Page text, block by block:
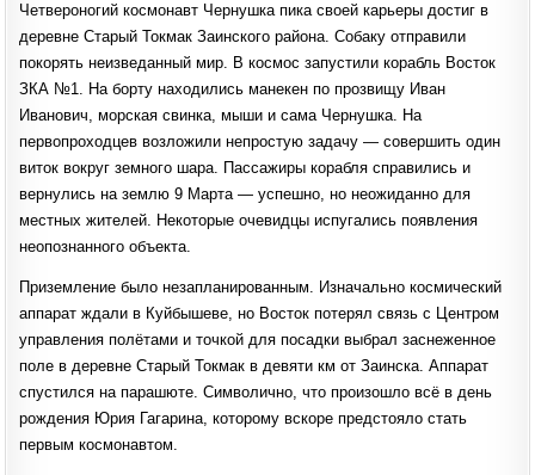
Четвероногий космонавт Чернушка пика своей карьеры достиг в
деревне Старый Токмак Заинского района. Собаку отправили
покорять неизведанный мир. В космос запустили корабль Восток
ЗКА №1. На борту находились манекен по прозвищу Иван
Иванович, морская свинка, мыши и сама Чернушка. На
первопроходцев возложили непростую задачу — совершить один
виток вокруг земного шара. Пассажиры корабля справились и
вернулись на землю 9 Марта — успешно, но неожиданно для
местных жителей. Некоторые очевидцы испугались появления
неопознанного объекта.
Приземление было незапланированным. Изначально космический
аппарат ждали в Куйбышеве, но Восток потерял связь с Центром
управления полётами и точкой для посадки выбрал заснеженное
поле в деревне Старый Токмак в девяти км от Заинска. Аппарат
спустился на парашюте. Символично, что произошло всё в день
рождения Юрия Гагарина, которому вскоре предстояло стать
первым космонавтом.